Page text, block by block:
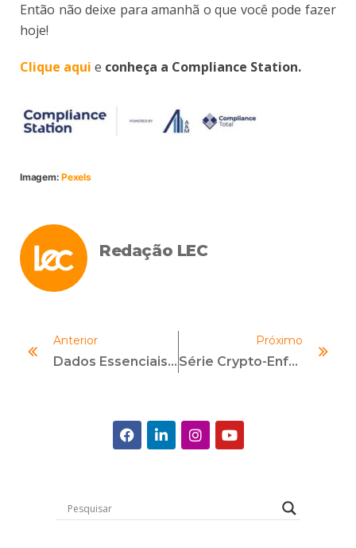
Então não deixe para amanhã o que você pode fazer
hoje!
Clique aqui e conheça a Compliance Station.
Imagem:Pexels
Redação LEC
Anterior
Dados Essenciais: Uma Alternativa Para Atendimento À LGPD
Próximo
Série Crypto-Enforcement: Compliance E Sanções Internacionais No Mercado De Criptoativos